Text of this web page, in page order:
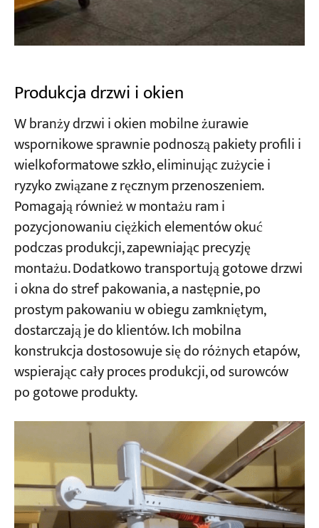
Produkcja drzwi i okien
W branży drzwi i okien mobilne żurawie
wspornikowe sprawnie podnoszą pakiety profili i
wielkoformatowe szkło, eliminując zużycie i
ryzyko związane z ręcznym przenoszeniem.
Pomagają również w montażu ram i
pozycjonowaniu ciężkich elementów okuć
podczas produkcji, zapewniając precyzję
montażu. Dodatkowo transportują gotowe drzwi
i okna do stref pakowania, a następnie, po
prostym pakowaniu w obiegu zamkniętym,
dostarczają je do klientów. Ich mobilna
konstrukcja dostosowuje się do różnych etapów,
wspierając cały proces produkcji, od surowców
po gotowe produkty.